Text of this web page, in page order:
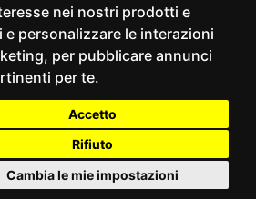
nei nostri prodotti e
e personalizzare le interazioni
, per pubblicare annunci
per te.
Accetto
Rifiuto
Cambia le mie impostazioni